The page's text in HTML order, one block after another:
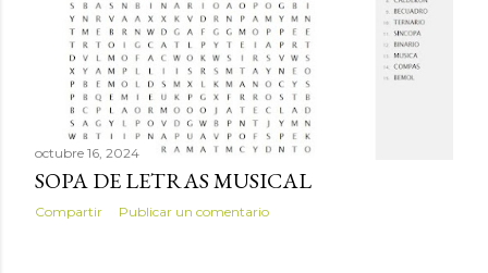
octubre 16, 2024
SOPA DE LETRAS MUSICAL
Compartir Publicar un comentario